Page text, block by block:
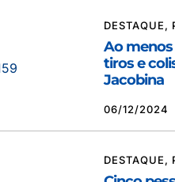
DESTAQUE,
Ao
tiros e
Jacobina
06/12/2024
DESTAQUE,